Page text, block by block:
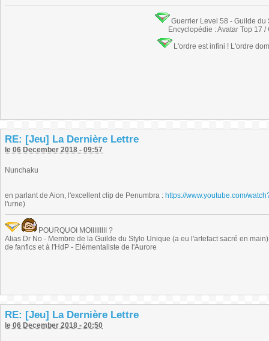
Guerrier Level 58 - Guilde
Encyclopédie : Avatar Top 17 /
L'ordre est infini ! L'ordre
RE: [Jeu] La Dernière Lettre
le 06 December 2018 - 09:57
Nunchaku
en parlant de Aion, l'excellent clip de Penumbra : https://www.youtube.com/
l'urne)
POURQUOI MOIIIIIIIII ?
Alias Dr No - Membre de la Guilde du Stylo Unique (a eu l'artefact sacré en
de fanfics et à l'HdP - Elémentaliste de l'Aurore
RE: [Jeu] La Dernière Lettre
le 06 December 2018 - 20:50